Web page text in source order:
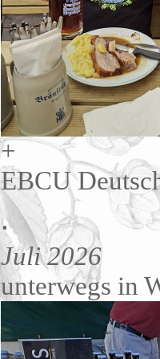
+
EBCU
.
Juli 2026
unterwegs in